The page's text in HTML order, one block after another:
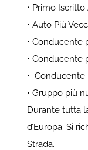
• Primo
• Auto Più
• Conducente
• Conducente
• Conducente
• Gruppo più
Durante tutta
d’Europa. Si
Strada.